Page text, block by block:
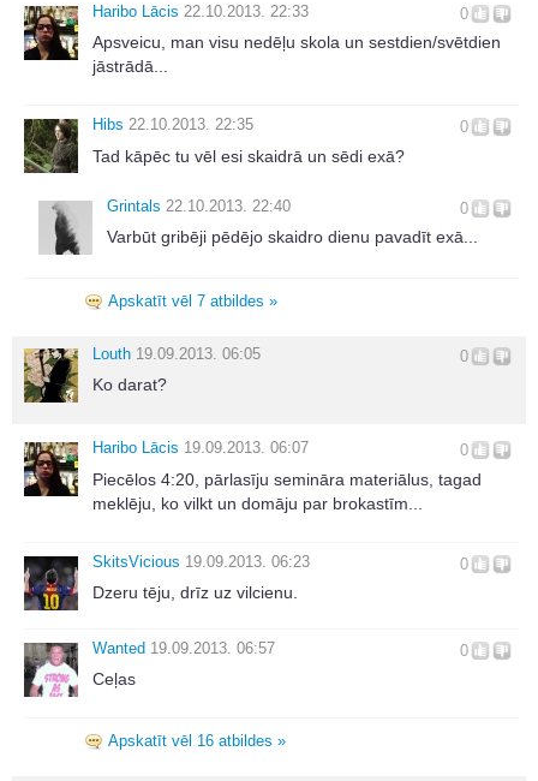
0
Haribo Lācis 22.10.2013. 22:33
Apsveicu, man visu nedēļu skola un sestdien/svētdien
jāstrādā...
0
Hibs 22.10.2013. 22:35
Tad kāpēc tu vēl esi skaidrā un sēdi exā?
0
Grintals 22.10.2013. 22:40
Varbūt gribēji pēdējo skaidro dienu pavadīt exā...
Apskatīt vēl 7 atbildes »
0
Louth 19.09.2013. 06:05
Ko darat?
0
Haribo Lācis 19.09.2013. 06:07
Piecēlos 4:20, pārlasīju semināra materiālus, tagad
meklēju, ko vilkt un domāju par brokastīm...
0
SkitsVicious 19.09.2013. 06:23
Dzeru tēju, drīz uz vilcienu.
0
Wanted 19.09.2013. 06:57
Ceļas
Apskatīt vēl 16 atbildes »